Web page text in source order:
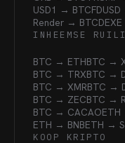
USD1 → BTC
Render → BTC
INHEEMSE
BTC → ETHBTC →
BTC → TRXBTC →
BTC → XMRBTC →
BTC → ZECBTC →
BTC → CACAO
ETH → BNBETH →
KOOP KRIPTO